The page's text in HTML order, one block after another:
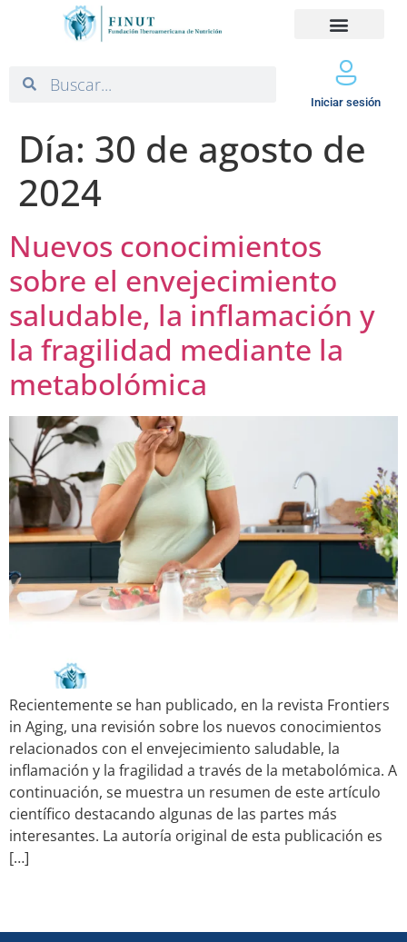
Iniciar sesión
Día: 30 de agosto de
2024
Nuevos conocimientos
sobre el envejecimiento
saludable, la inflamación y
la fragilidad mediante la
metabolómica
Recientemente se han publicado, en la revista Frontiers
in Aging, una revisión sobre los nuevos conocimientos
relacionados con el envejecimiento saludable, la
inflamación y la fragilidad a través de la metabolómica. A
continuación, se muestra un resumen de este artículo
científico destacando algunas de las partes más
interesantes. La autoría original de esta publicación es
[…]